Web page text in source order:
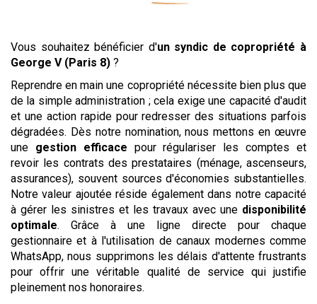
Vous souhaitez bénéficier d'un syndic de copropriété à
George V (Paris 8) ?
Reprendre en main une copropriété nécessite bien plus que
de la simple administration ; cela exige une capacité d'audit
et une action rapide pour redresser des situations parfois
dégradées. Dès notre nomination, nous mettons en œuvre
une gestion efficace pour régulariser les comptes et
revoir les contrats des prestataires (ménage, ascenseurs,
assurances), souvent sources d'économies substantielles.
Notre valeur ajoutée réside également dans notre capacité
à gérer les sinistres et les travaux avec une disponibilité
optimale. Grâce à une ligne directe pour chaque
gestionnaire et à l'utilisation de canaux modernes comme
WhatsApp, nous supprimons les délais d'attente frustrants
pour offrir une véritable qualité de service qui justifie
pleinement nos honoraires.